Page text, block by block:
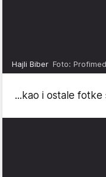
Hajli Biber Foto:
...kao i ostale